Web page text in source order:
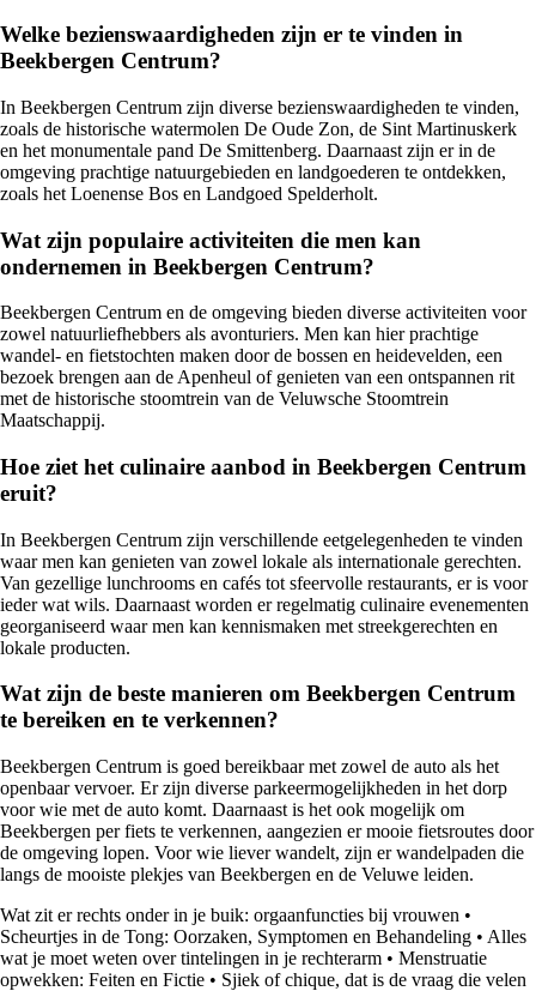
Welke bezienswaardigheden zijn er te vinden in
Beekbergen Centrum?
In Beekbergen Centrum zijn diverse bezienswaardigheden te vinden,
zoals de historische watermolen De Oude Zon, de Sint Martinuskerk
en het monumentale pand De Smittenberg. Daarnaast zijn er in de
omgeving prachtige natuurgebieden en landgoederen te ontdekken,
zoals het Loenense Bos en Landgoed Spelderholt.
Wat zijn populaire activiteiten die men kan
ondernemen in Beekbergen Centrum?
Beekbergen Centrum en de omgeving bieden diverse activiteiten voor
zowel natuurliefhebbers als avonturiers. Men kan hier prachtige
wandel- en fietstochten maken door de bossen en heidevelden, een
bezoek brengen aan de Apenheul of genieten van een ontspannen rit
met de historische stoomtrein van de Veluwsche Stoomtrein
Maatschappij.
Hoe ziet het culinaire aanbod in Beekbergen Centrum
eruit?
In Beekbergen Centrum zijn verschillende eetgelegenheden te vinden
waar men kan genieten van zowel lokale als internationale gerechten.
Van gezellige lunchrooms en cafés tot sfeervolle restaurants, er is voor
ieder wat wils. Daarnaast worden er regelmatig culinaire evenementen
georganiseerd waar men kan kennismaken met streekgerechten en
lokale producten.
Wat zijn de beste manieren om Beekbergen Centrum
te bereiken en te verkennen?
Beekbergen Centrum is goed bereikbaar met zowel de auto als het
openbaar vervoer. Er zijn diverse parkeermogelijkheden in het dorp
voor wie met de auto komt. Daarnaast is het ook mogelijk om
Beekbergen per fiets te verkennen, aangezien er mooie fietsroutes door
de omgeving lopen. Voor wie liever wandelt, zijn er wandelpaden die
langs de mooiste plekjes van Beekbergen en de Veluwe leiden.
Wat zit er rechts onder in je buik: orgaanfuncties bij vrouwen •
Scheurtjes in de Tong: Oorzaken, Symptomen en Behandeling • Alles
wat je moet weten over tintelingen in je rechterarm • Menstruatie
opwekken: Feiten en Fictie • Sjiek of chique, dat is de vraag die velen